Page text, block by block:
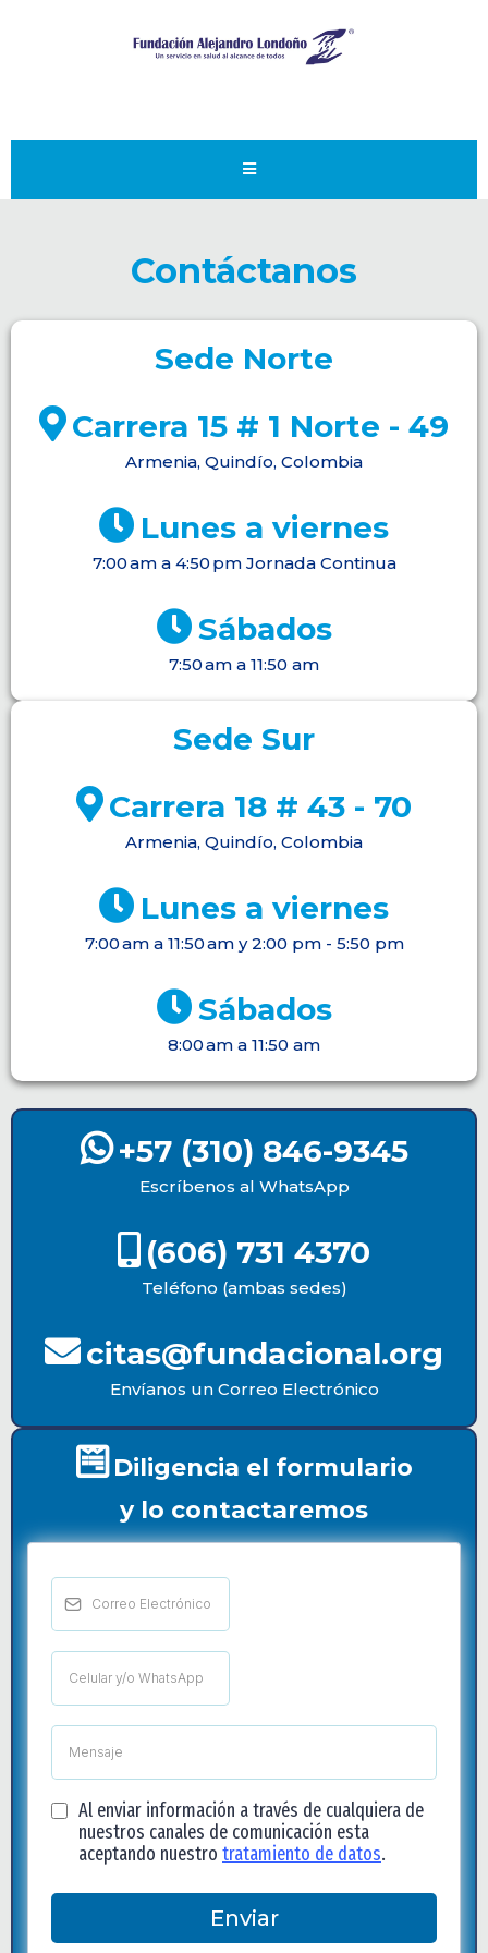
Contáctanos
Sede Norte
Carrera 15 # 1 Norte - 49
Armenia, Quindío, Colombia
Lunes a viernes
7:00 am a 4:50 pm Jornada Continua
Sábados
7:50 am a 11:50 am
Sede Sur
Carrera 18 # 43 - 70
Armenia, Quindío, Colombia
Lunes a viernes
7:00 am a 11:50 am y 2:00 pm - 5:50 pm
Sábados
8:00 am a 11:50 am
+57 (310) 846-9345
Escríbenos al WhatsApp
(606) 731 4370
Teléfono (ambas sedes)
citas@fundacional.org
Envíanos un Correo Electrónico
Diligencia el formulario
y lo contactaremos
Al enviar información a través de cualquiera de
nuestros canales de comunicación esta
aceptando nuestro tratamiento de datos.
Enviar